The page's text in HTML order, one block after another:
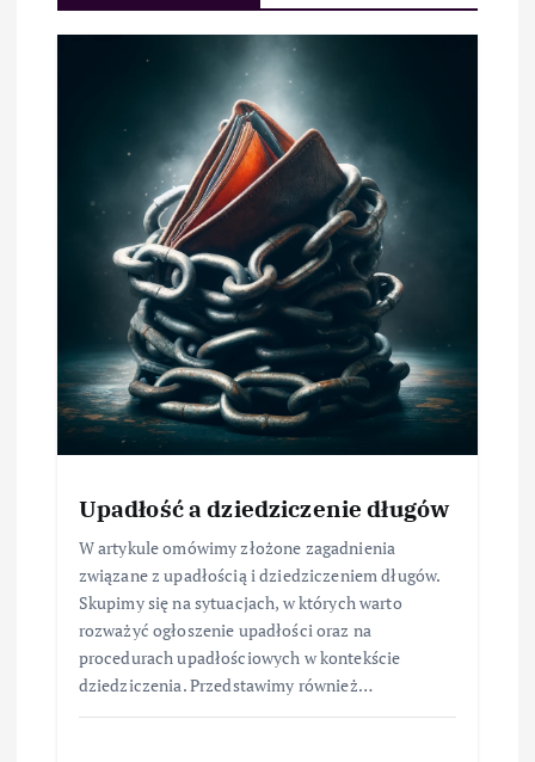
Upadłość a dziedziczenie długów
W artykule omówimy złożone zagadnienia
związane z upadłością i dziedziczeniem długów.
Skupimy się na sytuacjach, w których warto
rozważyć ogłoszenie upadłości oraz na
procedurach upadłościowych w kontekście
dziedziczenia. Przedstawimy również…